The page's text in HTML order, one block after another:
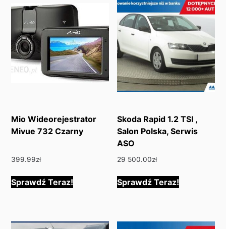
Mio Wideorejestrator
Mivue 732 Czarny
399.99zł
Sprawdź Teraz!
Skoda Rapid 1.2 TSI ,
Salon Polska, Serwis
ASO
29 500.00zł
Sprawdź Teraz!